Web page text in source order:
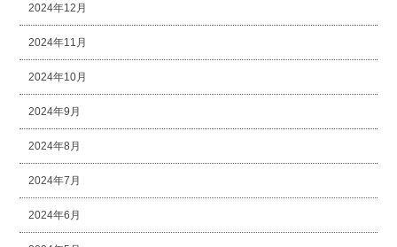
2024年12月
2024年11月
2024年10月
2024年9月
2024年8月
2024年7月
2024年6月